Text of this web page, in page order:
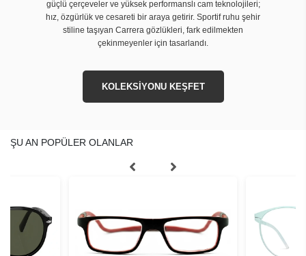
güçlü çerçeveler ve yüksek performanslı cam teknolojileri;
hız, özgürlük ve cesareti bir araya getirir. Sportif ruhu şehir
stiline taşıyan Carrera gözlükleri, fark edilmekten
çekinmeyenler için tasarlandı.
KOLEKSİYONU KEŞFET
ŞU AN POPÜLER OLANLAR